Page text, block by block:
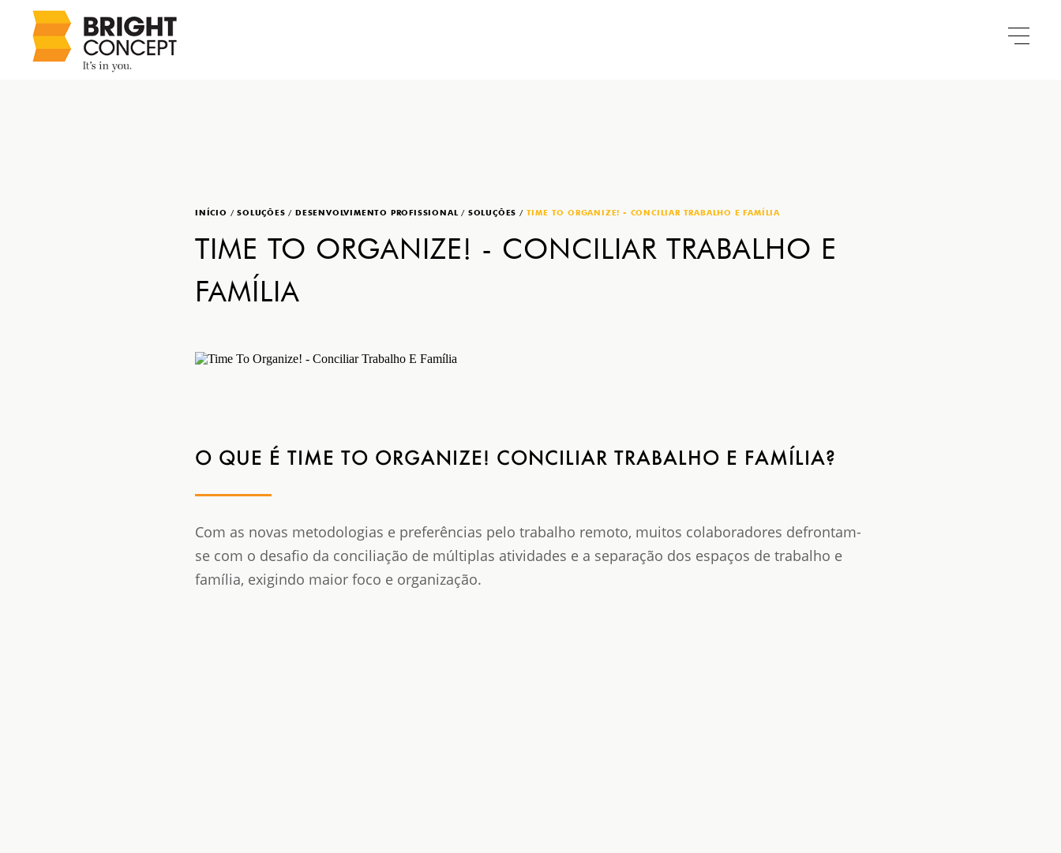
INÍCIO /SOLUÇÕES /DESENVOLVIMENTO PROFISSIONAL / SOLUÇÕES / TIME TO ORGANIZE! - CONCILIAR TRABALHO E FAMÍLIA
TIME TO ORGANIZE! - CONCILIAR TRABALHO E
FAMÍLIA
O QUE É TIME TO ORGANIZE! CONCILIAR TRABALHO E FAMÍLIA?
Com as novas metodologias e preferências pelo trabalho remoto, muitos colaboradores defrontam-
se com o desafio da conciliação de múltiplas atividades e a separação dos espaços de trabalho e
família, exigindo maior foco e organização.